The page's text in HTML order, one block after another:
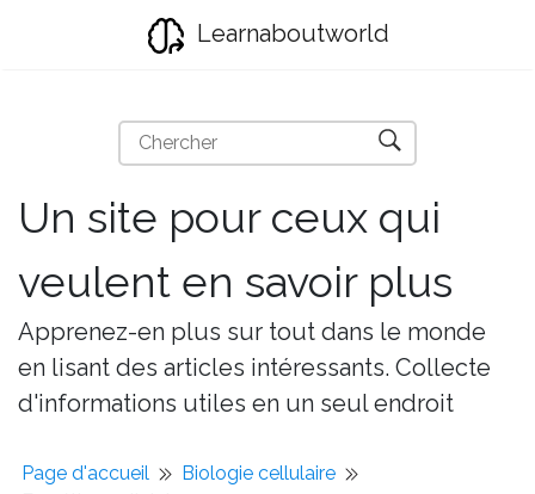
Learnaboutworld
Un site pour ceux qui
veulent en savoir plus
Apprenez-en plus sur tout dans le monde
en lisant des articles intéressants. Collecte
d'informations utiles en un seul endroit
Page d'accueil
Biologie cellulaire